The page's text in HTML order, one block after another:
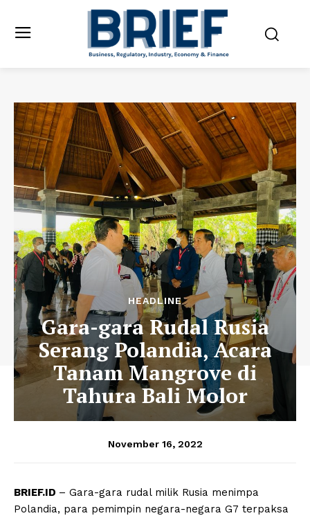
HEADLINE
Gara-gara Rudal Rusia
Serang Polandia, Acara
Tanam Mangrove di
Tahura Bali Molor
November 16, 2022
BRIEF.ID – Gara-gara rudal milik Rusia menimpa
Polandia, para pemimpin negara-negara G7 terpaksa